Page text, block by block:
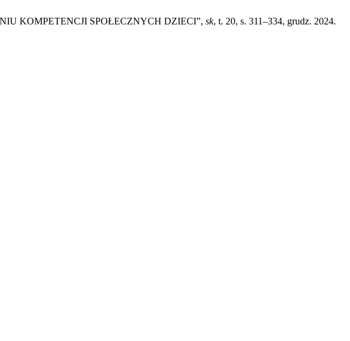
KOMPETENCJI SPOŁECZNYCH DZIECI”, sk, t. 20, s. 311–334, grudz. 2024.